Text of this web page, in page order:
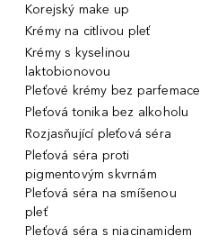
Korejský make up
Krémy na citlivou pleť
Krémy s kyselinou
laktobionovou
Pleťové krémy bez parfemace
Pleťová tonika bez alkoholu
Rozjasňující pleťová séra
Pleťová séra proti
pigmentovým skvrnám
Pleťová séra na smíšenou
pleť
Pleťová séra s niacinamidem